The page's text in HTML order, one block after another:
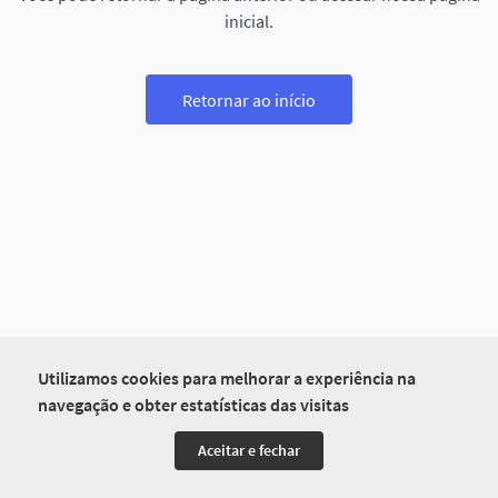
Utilizamos cookies para melhorar a experiência na
navegação e obter estatísticas das visitas
Aceitar e fechar
inicial.
Retornar ao início